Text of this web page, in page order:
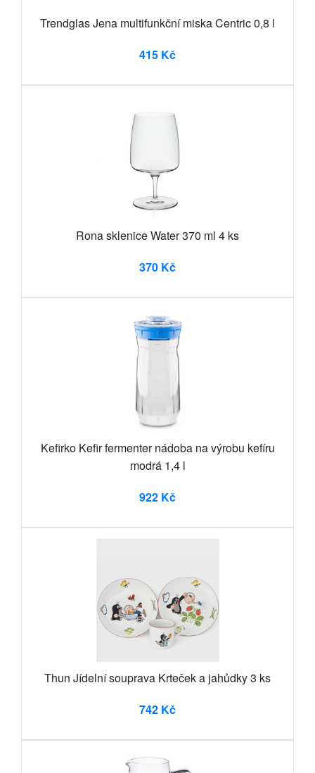
Trendglas Jena multifunkční miska Centric 0,8 l
415 Kč
Rona sklenice Water 370 ml 4 ks
370 Kč
Kefirko Kefir fermenter nádoba na výrobu kefíru
modrá 1,4 l
922 Kč
Thun Jídelní souprava Krteček a jahůdky 3 ks
742 Kč